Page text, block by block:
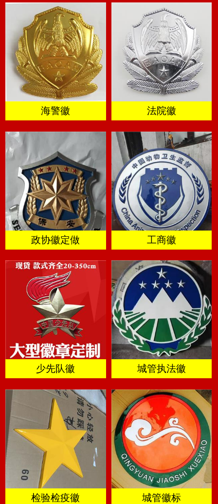
海警徽 法院徽
政协徽定做 工商徽
少先队徽 城管执法徽
检验检疫徽 城管徽标